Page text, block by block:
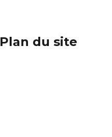
Plan du site